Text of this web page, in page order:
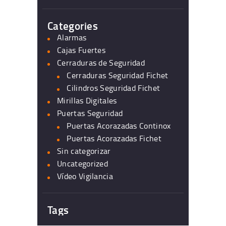
Categories
Alarmas
Cajas Fuertes
Cerraduras de Seguridad
Cerraduras Seguridad Fichet
Cilindros Seguridad Fichet
Mirillas Digitales
Puertas Seguridad
Puertas Acorazadas Continox
Puertas Acorazadas Fichet
Sin categorizar
Uncategorized
Vídeo Vigilancia
Tags